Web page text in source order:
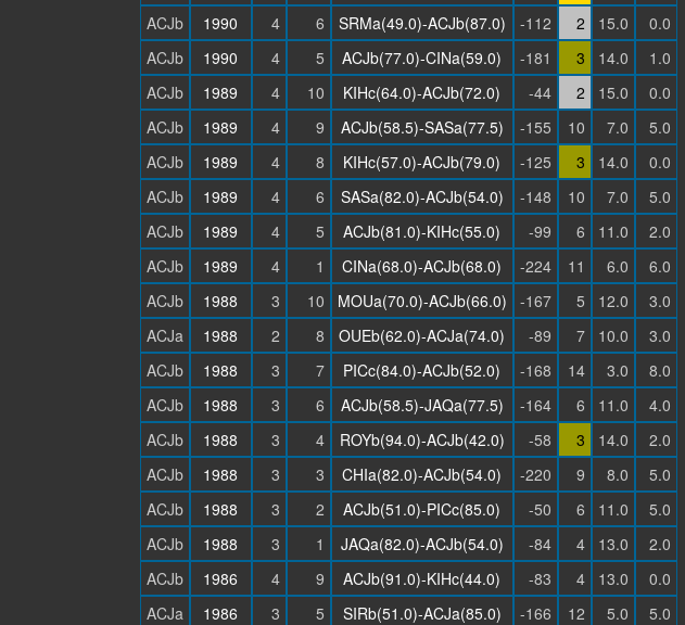
ACJb
1990 4 6 SRMa(49.0)-ACJb(87.0) -112 2 15.0
0.0
ACJb
1990 4 5 ACJb(77.0)-CINa(59.0) -181 3 14.0
1.0
ACJb
1989 4 10 KIHc(64.0)-ACJb(72.0) -44 2 15.0
0.0
ACJb
1989 4 9 ACJb(58.5)-SASa(77.5) -155 10 7.0
5.0
ACJb
1989 4 8 KIHc(57.0)-ACJb(79.0) -125 3 14.0
0.0
ACJb
1989 4 6 SASa(82.0)-ACJb(54.0) -148 10 7.0
5.0
ACJb
1989 4 5 ACJb(81.0)-KIHc(55.0) -99 6 11.0
2.0
ACJb
1989 4 1 CINa(68.0)-ACJb(68.0) -224 11 6.0
6.0
ACJb
1988 3 10 MOUa(70.0)-ACJb(66.0) -167 5 12.0
3.0
ACJa
1988 2 8 OUEb(62.0)-ACJa(74.0) -89 7 10.0
3.0
ACJb
1988 3 7 PICc(84.0)-ACJb(52.0) -168 14 3.0
8.0
ACJb
1988 3 6 ACJb(58.5)-JAQa(77.5) -164 6 11.0
4.0
ACJb
1988 3 4 ROYb(94.0)-ACJb(42.0) -58 3 14.0
2.0
ACJb
1988 3 3 CHIa(82.0)-ACJb(54.0) -220 9 8.0
5.0
ACJb
1988 3 2 ACJb(51.0)-PICc(85.0) -50 6 11.0
5.0
ACJb
1988 3 1 JAQa(82.0)-ACJb(54.0) -84 4 13.0
2.0
ACJb
1986 4 9 ACJb(91.0)-KIHc(44.0) -83 4 13.0
0.0
ACJa
1986 3 5 SIRb(51.0)-ACJa(85.0) -166 12 5.0
5.0